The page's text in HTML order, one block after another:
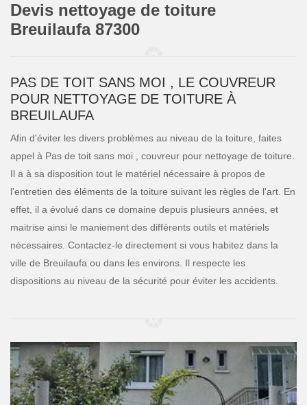
Devis nettoyage de toiture
Breuilaufa 87300
PAS DE TOIT SANS MOI , LE COUVREUR
POUR NETTOYAGE DE TOITURE À
BREUILAUFA
Afin d'éviter les divers problèmes au niveau de la toiture, faites
appel à Pas de toit sans moi , couvreur pour nettoyage de toiture.
Il a à sa disposition tout le matériel nécessaire à propos de
l'entretien des éléments de la toiture suivant les règles de l'art. En
effet, il a évolué dans ce domaine depuis plusieurs années, et
maitrise ainsi le maniement des différents outils et matériels
nécessaires. Contactez-le directement si vous habitez dans la
ville de Breuilaufa ou dans les environs. Il respecte les
dispositions au niveau de la sécurité pour éviter les accidents.